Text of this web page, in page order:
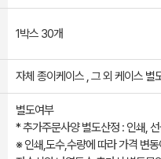
1박스 30개
자체 종이케이스 , 그 외 케이스 별
별도여부
* 추가주문사양 별도산정 : 인쇄,
※ 인쇄,도수,수량에 따라 가격 변